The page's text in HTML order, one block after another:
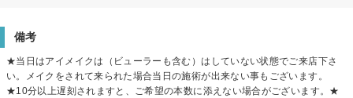
備考
★当日はアイメイクは（ビューラーも含む）はしていない状態でご来店下さ
い。メイクをされて来られた場合当日の施術が出来ない事もございます。
★10分以上遅刻されますと、ご希望の本数に添えない場合がございます。★